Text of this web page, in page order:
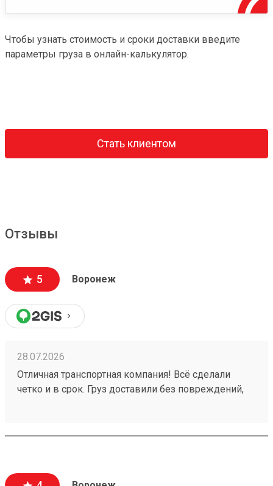
Чтобы узнать стоимость и сроки доставки введите
параметры груза в онлайн-калькулятор.
Стать клиентом
Отзывы
5 Воронеж
28.07.2026
Отличная транспортная компания! Всё сделали
четко и в срок. Груз доставили без повреждений,